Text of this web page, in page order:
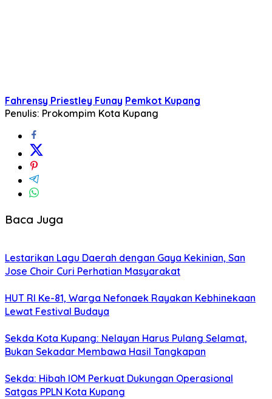
Fahrensy Priestley Funay Pemkot Kupang
Penulis: Prokompim Kota Kupang
Baca Juga
Lestarikan Lagu Daerah dengan Gaya Kekinian, San
Jose Choir Curi Perhatian Masyarakat
HUT RI Ke-81, Warga Nefonaek Rayakan Kebhinekaan
Lewat Festival Budaya
Sekda Kota Kupang: Nelayan Harus Pulang Selamat,
Bukan Sekadar Membawa Hasil Tangkapan
Sekda: Hibah IOM Perkuat Dukungan Operasional
Satgas PPLN Kota Kupang